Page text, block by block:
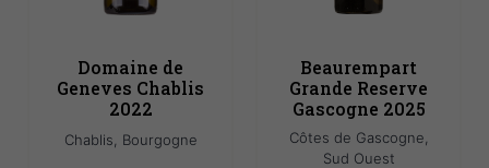
Domaine de
Geneves Chablis
2022
Chablis, Bourgogne
Beaurempart
Grande Reserve
Gascogne 2025
Côtes de Gascogne,
Sud Ouest